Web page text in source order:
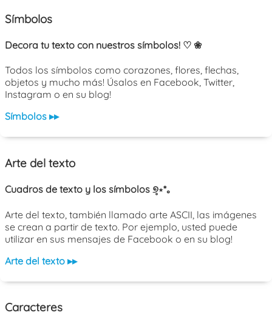
Símbolos
Decora tu texto con nuestros símbolos! ♡ ❀
Todos los símbolos como corazones, flores, flechas,
objetos y mucho más! Úsalos en Facebook, Twitter,
Instagram o en su blog!
Símbolos ▸▸
Arte del texto
Cuadros de texto y los símbolos ୭̥⋆*｡
Arte del texto, también llamado arte ASCII, las imágenes
se crean a partir de texto. Por ejemplo, usted puede
utilizar en sus mensajes de Facebook o en su blog!
Arte del texto ▸▸
Caracteres